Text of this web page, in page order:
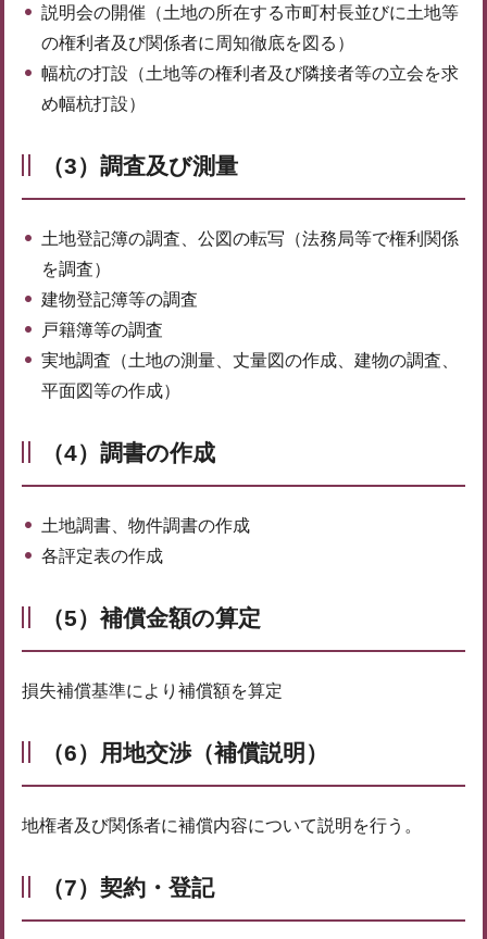
説明会の開催（土地の所在する市町村長並びに土地等
の権利者及び関係者に周知徹底を図る）
幅杭の打設（土地等の権利者及び隣接者等の立会を求
め幅杭打設）
（3）調査及び測量
土地登記簿の調査、公図の転写（法務局等で権利関係
を調査）
建物登記簿等の調査
戸籍簿等の調査
実地調査（土地の測量、丈量図の作成、建物の調査、
平面図等の作成）
（4）調書の作成
土地調書、物件調書の作成
各評定表の作成
（5）補償金額の算定
損失補償基準により補償額を算定
（6）用地交渉（補償説明）
地権者及び関係者に補償内容について説明を行う。
（7）契約・登記